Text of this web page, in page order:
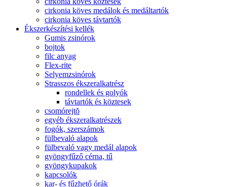
cirkonia köves medálok és medáltartók
cirkonia köves távtartók
Ékszerkészítési kellék
Gumis zsinórok
bojtok
filc anyag
Flex-rite
Selyemzsinórok
Strasszos ékszeralkatrész
rondellek és golyók
távtartók és köztesek
csomórejtõ
egyéb ékszeralkatrészek
fogók, szerszámok
fülbevaló alapok
fülbevaló vagy medál alapok
gyöngyfűző cérna, tű
gyöngykupakok
kapcsolók
kar- és fűzhető órák